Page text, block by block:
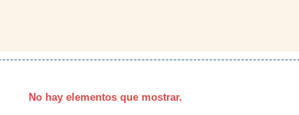
No hay elementos que mostrar.